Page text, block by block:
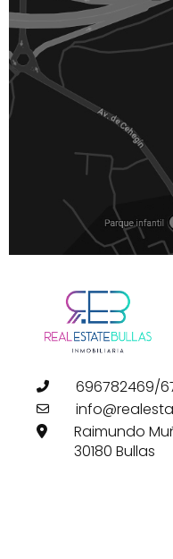
696782469/
Raimundo
30180 Bullas